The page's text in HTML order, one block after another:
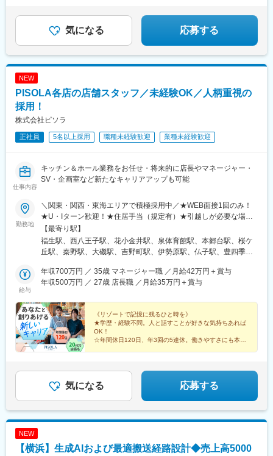
気になる 応募する
NEW
PISOLA各店の店舗スタッフ／未経験OK／人柄重視の
採用！
株式会社ピソラ
正社員 5名以上採用 職種未経験歓迎 業種未経験歓迎
仕事内容
キッチン＆ホール業務をお任せ・将来的に店長やマネージャー・
SV・企画室など新たなキャリアアップも可能
勤務地
＼関東・関西・東海エリアで積極採用中／★WEB面接1回のみ！
★U・Iターン歓迎！★住居手当（規定有）★引越しが必要な場
合、初期費用・引越し費用は会社負担。《関東エリア》■東京都：
4店舗■神奈川県：6店舗■埼玉県：1店舗■千葉県：4店舗《関西エ
リア》■大阪府：12店舗■兵庫県：2店舗■京都府：2店舗■滋賀県：
店舗■静岡県：1店舗《中国エリア》■岡山県：1店舗★関東・関
西・東海それぞれのエリア内や県内での転勤の可能性あり。詳細
同時募集中です！・BABY FACE PLANET’S 宇治大久保店・
BABY FACE PLANET’S 名張店・BABY FACE PLANET’S 西宮
大浜店・BABY FACE PLANET’S 大蔵谷店※興味がある方はお気
軽にご相談ください！＼詳しい所在地は、こちらから！／
https://babyface-muse.com/shop
【最寄り駅】
福生駅、西八王子駅、花小金井駅、泉体育館駅、本郷台駅、桜ケ
丘駅、秦野駅、大磯駅、吉野町駅、伊勢原駅、仏子駅、豊四季
金岡駅、枚方公園駅、栂・美木多駅、東天下茶屋駅、宮之阪駅、
俊徳道駅、近鉄八尾駅、大日駅、東湊駅、江坂駅、久米田駅、学
大津京駅、筒井駅、大同町駅、成岩駅、豊川駅、春日井駅(名鉄
線)、今伊勢駅、甚目寺駅、共和駅、木津用水駅、南が丘駅、三日
市駅、松阪駅、穴太駅(三重県)、沼津駅、清輝橋駅、大久保駅(京
都府)、名張駅、香櫨園駅、朝霧駅、牛浜駅、作草部駅、松虫駅、
近江神宮前駅、青山駅(愛知県)、石刀駅、千葉駅、昭和町駅(大阪
給与
年収700万円 ／ 35歳 マネージャー職 ／月給42万円＋賞与
年収500万円 ／ 27歳 店長職 ／月給35万円＋賞与
《リゾートで記憶に残るひと時を》
★学歴・経験不問。人と話すことが好きな気持ちあれば
OK！
☆年間休日120日、年3回の5連休。働きやすさにも本気
気になる 応募する
NEW
【横浜】生成AIおよび最適搬送経路設計◆売上高5000